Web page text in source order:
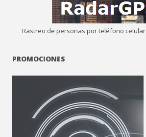
Rastreo de personas por teléfono celular
PROMOCIONES